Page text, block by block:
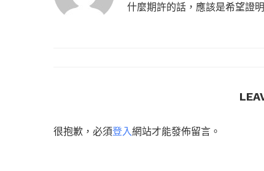
什麼期許的話，應該是希望證
很抱歉，必須登入網站才能發佈留言。